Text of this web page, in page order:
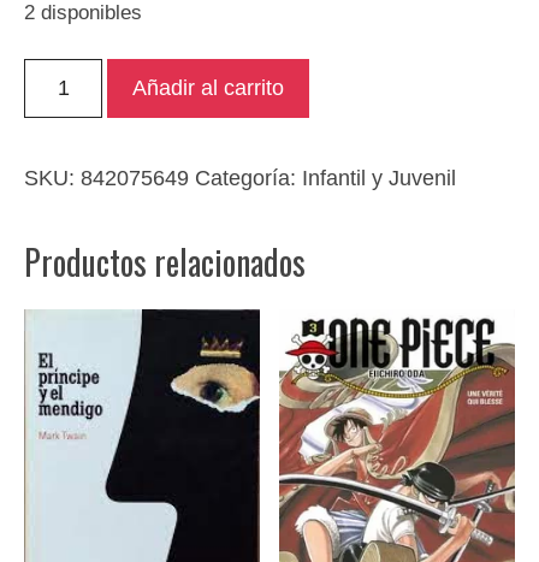
2 disponibles
las
Flanagan
cantidad
Añadir al carrito
SKU: 842075649 Categoría: Infantil y Juvenil
Productos relacionados